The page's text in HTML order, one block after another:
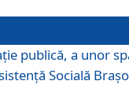
publică, a unor
Socială